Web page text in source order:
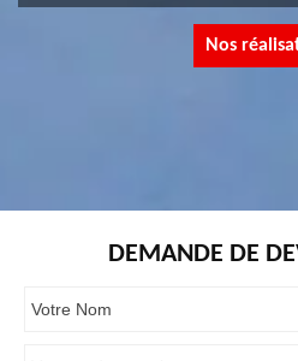
Nos
DEMANDE DE